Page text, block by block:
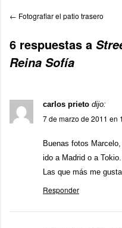
← Fotografiar el patio trasero
6 respuestas a
Reina Sofía
carlos prieto dijo:
7 de marzo de 2011 en
Buenas fotos
ido a Madrid o a Tokio.
Las que más me
Responder